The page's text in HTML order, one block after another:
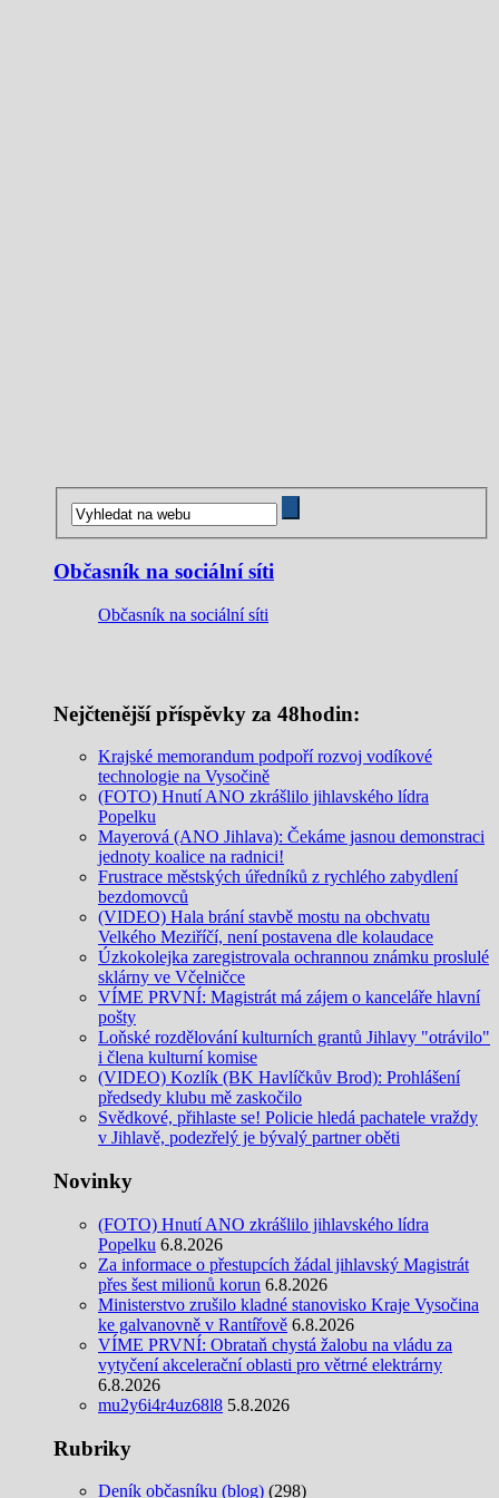
Občasník na sociální síti
Občasník na sociální síti
Nejčtenější příspěvky za 48hodin:
Krajské memorandum podpoří rozvoj vodíkové
technologie na Vysočině
(FOTO) Hnutí ANO zkrášlilo jihlavského lídra
Popelku
Mayerová (ANO Jihlava): Čekáme jasnou demonstraci
jednoty koalice na radnici!
Frustrace městských úředníků z rychlého zabydlení
bezdomovců
(VIDEO) Hala brání stavbě mostu na obchvatu
Velkého Meziříčí, není postavena dle kolaudace
Úzkokolejka zaregistrovala ochrannou známku proslulé
sklárny ve Včelničce
VÍME PRVNÍ: Magistrát má zájem o kanceláře hlavní
pošty
Loňské rozdělování kulturních grantů Jihlavy "otrávilo"
i člena kulturní komise
(VIDEO) Kozlík (BK Havlíčkův Brod): Prohlášení
předsedy klubu mě zaskočilo
Svědkové, přihlaste se! Policie hledá pachatele vraždy
v Jihlavě, podezřelý je bývalý partner oběti
Novinky
(FOTO) Hnutí ANO zkrášlilo jihlavského lídra
Popelku 6.8.2026
Za informace o přestupcích žádal jihlavský Magistrát
přes šest milionů korun 6.8.2026
Ministerstvo zrušilo kladné stanovisko Kraje Vysočina
ke galvanovně v Rantířově 6.8.2026
VÍME PRVNÍ: Obrataň chystá žalobu na vládu za
vytyčení akcelerační oblasti pro větrné elektrárny
6.8.2026
mu2y6i4r4uz68l8 5.8.2026
Rubriky
Deník občasníku (blog) (298)